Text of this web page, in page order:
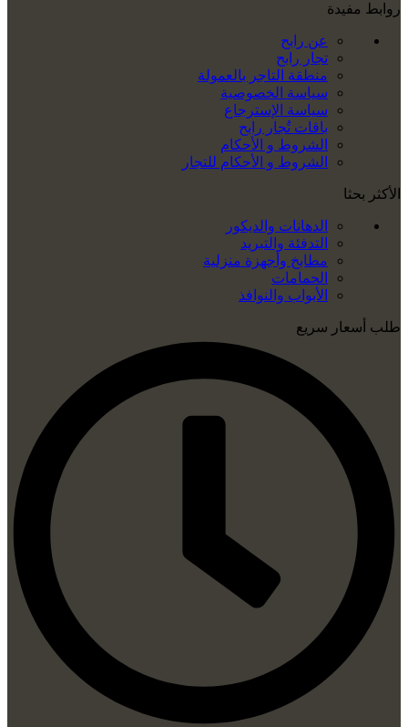
روابط مفيدة
عن رابح
تجار رابح
منطقة التاجر بالعمولة
سياسة الخصوصية
سياسة الإسترجاع
باقات تُجار رابح
الشروط و الأحكام
الشروط و الأحكام للتجار
الأكثر بحثا
الدهانات والديكور
التدفئة والتبريد
مطابخ وأجهزة منزلية
الحمامات
الأبواب والنوافذ
طلب أسعار سريع